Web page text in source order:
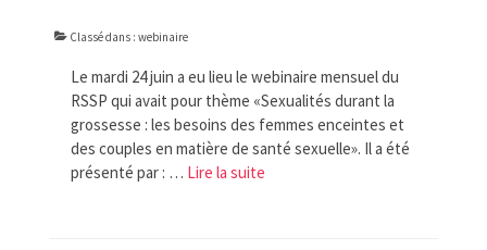
Classé dans : webinaire
Le mardi 24 juin a eu lieu le webinaire mensuel du
RSSP qui avait pour thème «Sexualités durant la
grossesse : les besoins des femmes enceintes et
des couples en matière de santé sexuelle». Il a été
présenté par : … Lire la suite­­